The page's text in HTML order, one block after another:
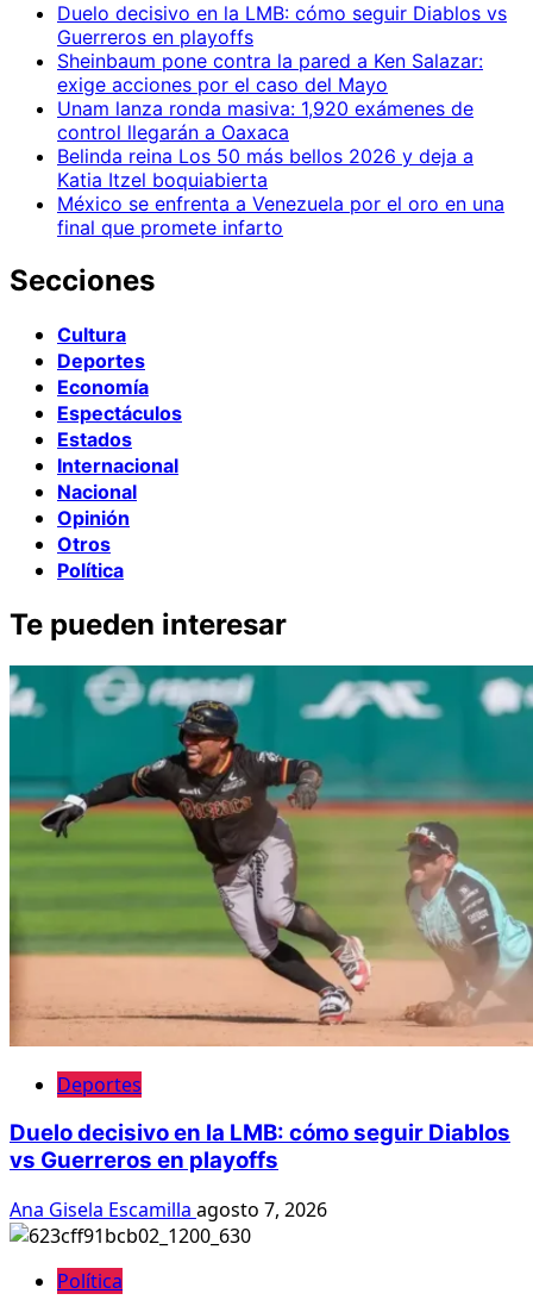
Duelo decisivo en la LMB: cómo seguir Diablos vs
Guerreros en playoffs
Sheinbaum pone contra la pared a Ken Salazar:
exige acciones por el caso del Mayo
Unam lanza ronda masiva: 1,920 exámenes de
control llegarán a Oaxaca
Belinda reina Los 50 más bellos 2026 y deja a
Katia Itzel boquiabierta
México se enfrenta a Venezuela por el oro en una
final que promete infarto
Secciones
Cultura
Deportes
Economía
Espectáculos
Estados
Internacional
Nacional
Opinión
Otros
Política
Te pueden interesar
Deportes
Duelo decisivo en la LMB: cómo seguir Diablos
vs Guerreros en playoffs
Ana Gisela Escamilla agosto 7, 2026
Política